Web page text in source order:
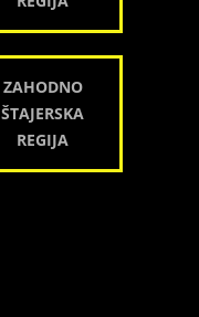
ZAHODNO
ŠTAJERSKA
REGIJA